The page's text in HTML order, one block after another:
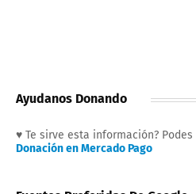
Ayudanos Donando
♥ Te sirve esta información?
Donación en Mercado Pago